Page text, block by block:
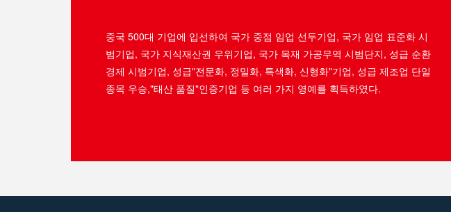
중국 500대 기업에 입선하여 국가 중점 임업 선두기업, 국가 임업 표준화 시
범기업, 국가 지식재산권 우위기업, 국가 목재 가공무역 시범단지, 성급 순환
경제 시범기업, 성급"전문화, 정밀화, 특색화, 신형화"기업, 성급 제조업 단일
종목 우승,"태산 품질"인증기업 등 여러 가지 영예를 획득하였다.